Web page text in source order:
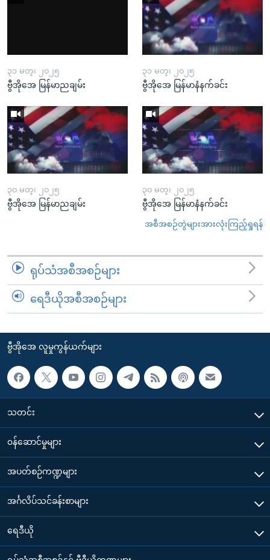
၃၁ မတ္၊ ၂၀၂၅
ဗွီအိုအေ မြန်မာညချမ်း
၃၁ မတ္၊ ၂၀၂၅
ဗွီအိုအေ မြန်မာနံနက်ခင်း
၃၀ မတ္၊ ၂၀၂၅
ဗွီအိုအေ မြန်မာညချမ်း
၃၀ မတ္၊ ၂၀၂၅
ဗွီအိုအေ မြန်မာနံနက်ခင်း
အစီအစဉ်တွဲများအားလုံးကြည့်ရှုရန်
ရုပ်သံအစီအစဉ်များ
ရေဒီယိုအစီအစဉ်များ
ဗွီအိုအေ လူမှုကွန်ယက်များ
သတင်း
၀န်ဆောင်မှုများ
အပတ်စဉ်ကဏ္ဍများ
အင်္ဂလိပ်သင်ခန်းစာများ
ရေဒီယို